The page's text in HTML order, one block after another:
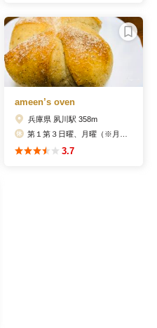
ameen’s oven
兵庫県 夙川駅 358m
3.7